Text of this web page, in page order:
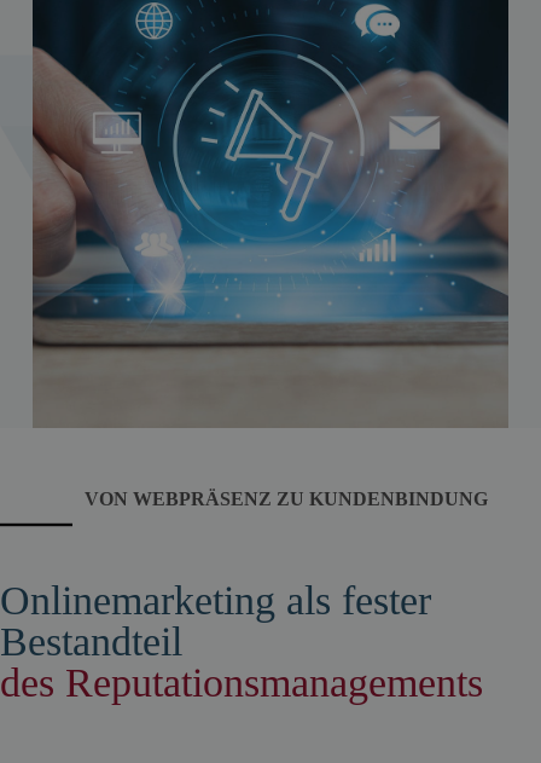
VON WEBPRÄSENZ ZU KUNDENBINDUNG
Onlinemarketing als fester
Bestandteil
des Reputationsmanagements